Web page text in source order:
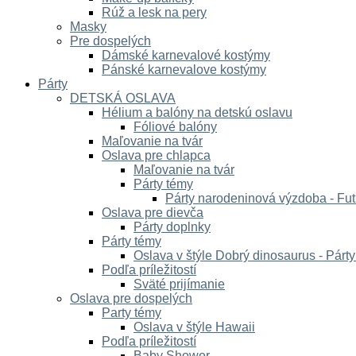
Rúž a lesk na pery
Masky
Pre dospelých
Dámské karnevalové kostýmy
Pánské karnevalove kostýmy
Párty
DETSKÁ OSLAVA
Hélium a balóny na detskú oslavu
Fóliové balóny
Maľovanie na tvár
Oslava pre chlapca
Maľovanie na tvár
Párty témy
Párty narodeninová výzdoba -
Oslava pre dievča
Párty doplnky
Párty témy
Oslava v štýle Dobrý dinosaurus -
Podľa príležitostí
Sväté prijímanie
Oslava pre dospelých
Party témy
Oslava v štýle Hawaii
Podľa príležitostí